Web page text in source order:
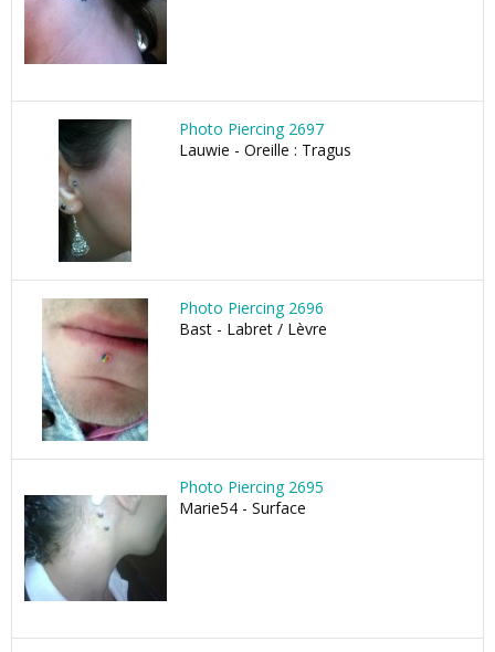
Photo Piercing 2697
Lauwie - Oreille : Tragus
Photo Piercing 2696
Bast - Labret / Lèvre
Photo Piercing 2695
Marie54 - Surface